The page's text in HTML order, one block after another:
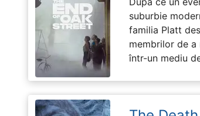
suburbie
familia Platt
membrilor de a
într-un mediu